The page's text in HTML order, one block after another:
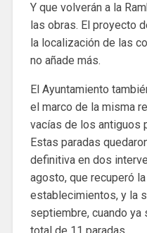
Y que volverán a la
las obras. El proyecto
la localización de las
no añade más.
El Ayuntamiento
el marco de la misma
vacías de los antiguos
Estas paradas
definitiva en dos
agosto, que recuperó
establecimientos, y la
septiembre, cuando ya